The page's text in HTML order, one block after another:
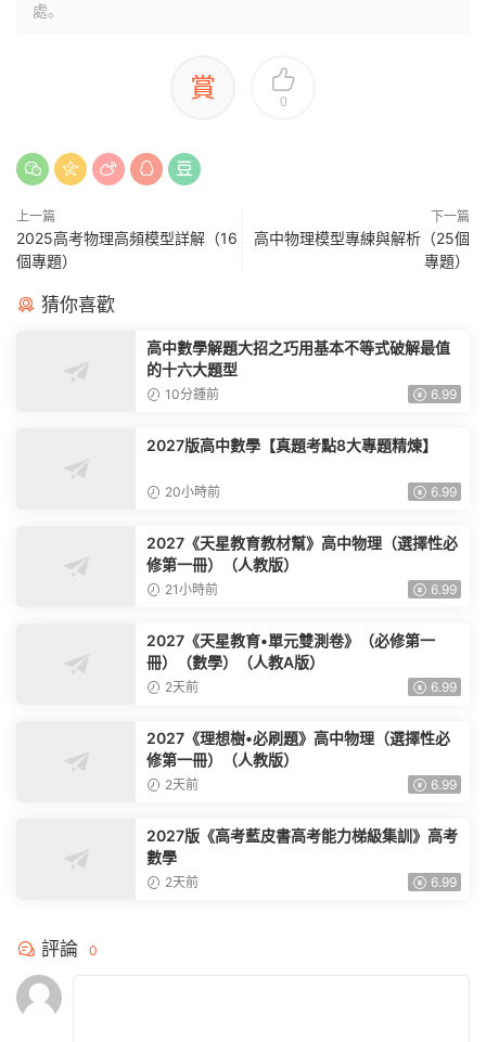
處。
賞 0
上一篇
2025高考物理高頻模型詳解（16
個專題）
下一篇
高中物理模型專練與解析（25個
專題）
猜你喜歡
高中數學解題大招之巧用基本不等式破解最值
的十六大題型
10分鍾前 6.99
2027版高中數學【真題考點8大專題精煉】
20小時前 6.99
2027《天星教育教材幫》高中物理（選擇性必
修第一冊）（人教版）
21小時前 6.99
2027《天星教育•單元雙測卷》（必修第一
冊）（數學）（人教A版）
2天前 6.99
2027《理想樹•必刷題》高中物理（選擇性必
修第一冊）（人教版）
2天前 6.99
2027版《高考藍皮書高考能力梯級集訓》高考
數學
2天前 6.99
評論 0